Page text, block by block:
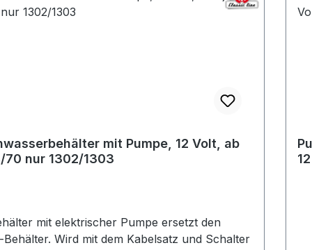
mit Pumpe, 12 Volt, ab
70 nur 1302/1303
mit elektrischer Pumpe ersetzt den
Behälter. Wird mit dem Kabelsatz und Schalter